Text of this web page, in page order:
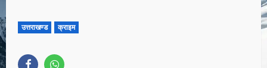
उत्तराखण्ड क्राइम